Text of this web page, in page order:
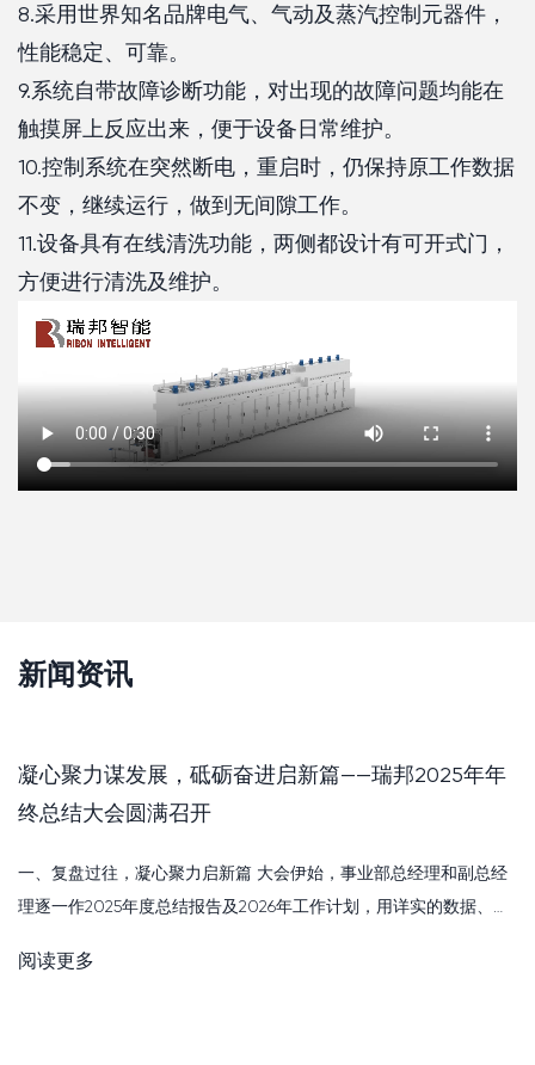
8.采用世界知名品牌电气、气动及蒸汽控制元器件，
性能稳定、可靠。
9.系统自带故障诊断功能，对出现的故障问题均能在
触摸屏上反应出来，便于设备日常维护。
10.控制系统在突然断电，重启时，仍保持原工作数据
不变，继续运行，做到无间隙工作。
11.设备具有在线清洗功能，两侧都设计有可开式门，
方便进行清洗及维护。
新闻资讯
凝心聚力谋发展，砥砺奋进启新篇——瑞邦2025年年
终总结大会圆满召开
一、复盘过往，凝心聚力启新篇 大会伊始，事业部总经理和副总经
理逐一作2025年度总结报告及2026年工作计划，用详实的数据、务
明确了新一年的奋斗方向与具体的举措。 一份份详实的报告，...
阅读更多